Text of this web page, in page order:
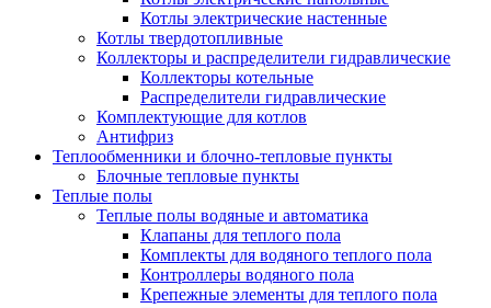
Котлы электрические настенные
Котлы твердотопливные
Коллекторы и распределители гидравлические
Коллекторы котельные
Распределители гидравлические
Комплектующие для котлов
Антифриз
Теплообменники и блочно-тепловые пункты
Блочные тепловые пункты
Теплые полы
Теплые полы водяные и автоматика
Клапаны для теплого пола
Комплекты для водяного теплого пола
Контроллеры водяного пола
Крепежные элементы для теплого пола